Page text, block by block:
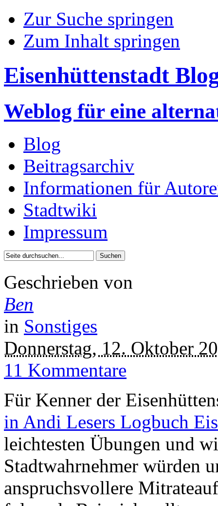
Zur Suche springen
Zum Inhalt springen
Eisenhüttenstadt
Weblog für eine
Blog
Beitragsarchiv
Informationen für
Stadtwiki
Impressum
Geschrieben von
Ben
in Sonstiges
Donnerstag, 12. Oktober
11 Kommentare
Für Kenner der
in Andi Lesers Logbuch
leichtesten Übungen und
Stadtwahrnehmer würden
anspruchsvollere